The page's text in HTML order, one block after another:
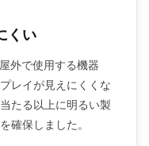
くい
外で使用する機器
レイが見えにくくな
たる以上に明るい製
確保しました。